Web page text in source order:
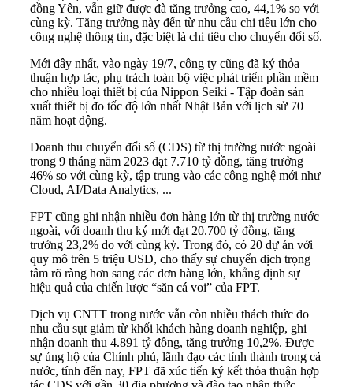
đồng Yên, vẫn giữ được đà tăng trưởng cao, 44,1% so với
cùng kỳ. Tăng trưởng này đến từ nhu cầu chi tiêu lớn cho
công nghệ thông tin, đặc biệt là chi tiêu cho chuyển đổi số.
Mới đây nhất, vào ngày 19/7, công ty cũng đã ký thỏa
thuận hợp tác, phụ trách toàn bộ việc phát triển phần mềm
cho nhiều loại thiết bị của Nippon Seiki - Tập đoàn sản
xuất thiết bị đo tốc độ lớn nhất Nhật Bản với lịch sử 70
năm hoạt động.
Doanh thu chuyển đổi số (CĐS) từ thị trường nước ngoài
trong 9 tháng năm 2023 đạt 7.710 tỷ đồng, tăng trưởng
46% so với cùng kỳ, tập trung vào các công nghệ mới như
Cloud, AI/Data Analytics, ...
FPT cũng ghi nhận nhiều đơn hàng lớn từ thị trường nước
ngoài, với doanh thu ký mới đạt 20.700 tỷ đồng, tăng
trưởng 23,2% do với cùng kỳ. Trong đó, có 20 dự án với
quy mô trên 5 triệu USD, cho thấy sự chuyển dịch trọng
tâm rõ ràng hơn sang các đơn hàng lớn, khẳng định sự
hiệu quả của chiến lược “săn cá voi” của FPT.
Dịch vụ CNTT trong nước vẫn còn nhiều thách thức do
nhu cầu sụt giảm từ khối khách hàng doanh nghiệp, ghi
nhận doanh thu 4.891 tỷ đồng, tăng trưởng 10,2%. Được
sự ủng hộ của Chính phủ, lãnh đạo các tỉnh thành trong cả
nước, tính đến nay, FPT đã xúc tiến ký kết thỏa thuận hợp